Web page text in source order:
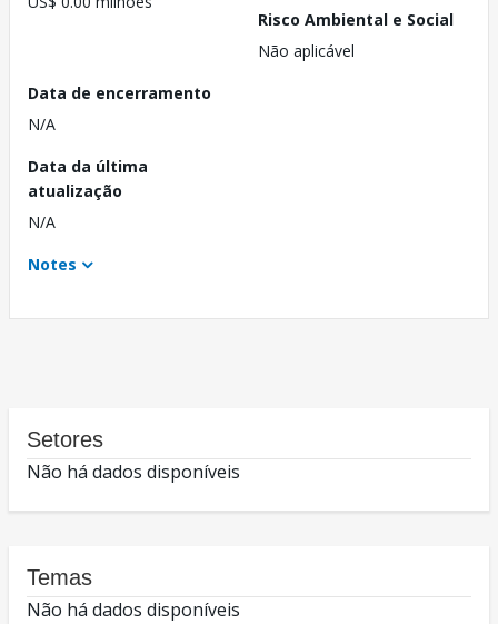
Risco Ambiental e Social
Não aplicável
Data de encerramento
N/A
Data da última
atualização
N/A
Notes
Setores
Não há dados disponíveis
Temas
Não há dados disponíveis